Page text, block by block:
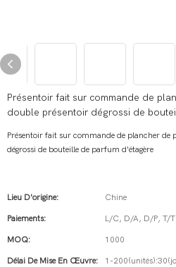
Présentoir fait sur commande de
double présentoir dégrossi de
Présentoir fait sur commande de plancher de
dégrossi de bouteille de parfum d'étagère
Lieu D'origine: Chine
Paiements: L/C, D/A, D/P, T/
MOQ: 1000
Délai De Mise En Œuvre:
1-